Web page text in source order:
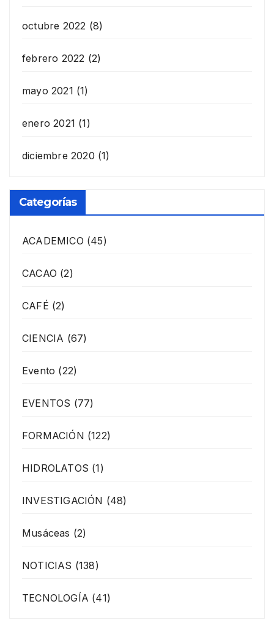
octubre 2022 (8)
febrero 2022 (2)
mayo 2021 (1)
enero 2021 (1)
diciembre 2020 (1)
Categorías
ACADEMICO (45)
CACAO (2)
CAFÉ (2)
CIENCIA (67)
Evento (22)
EVENTOS (77)
FORMACIÓN (122)
HIDROLATOS (1)
INVESTIGACIÓN (48)
Musáceas (2)
NOTICIAS (138)
TECNOLOGÍA (41)